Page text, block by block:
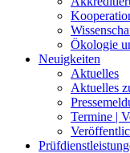
Ökologie
Neuigkeiten
Aktuelles
Aktuelles
Termine |